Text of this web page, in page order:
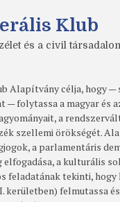
Klub
és a civil
Alapítvány célja, hogy —
— folytassa a magyar és
a
szellemi örökségét.
a parlamentáris
elfogadása, a kulturális
feladatának tekinti, hogy
kerületben) felmutassa